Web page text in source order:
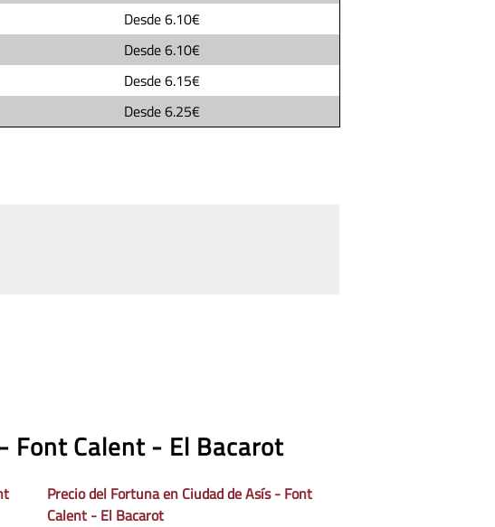
Desde6.10€
Desde6.10€
Desde6.15€
Desde6.25€
Font Calent - El Bacarot
Precio del Fortuna en Ciudad de Asís - Font
Calent - El Bacarot